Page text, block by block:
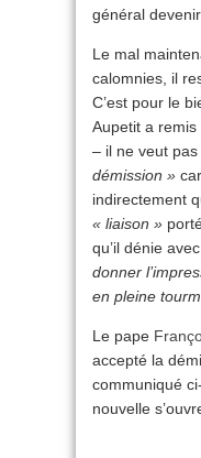
général
Le mal
calomnies, il
C’est pour le
Aupetit a
– il ne veut
démission »
indirectement
« liaison »
qu’il dénie
donner
en pleine
Le pape
accepté la
communiqué
nouvelle